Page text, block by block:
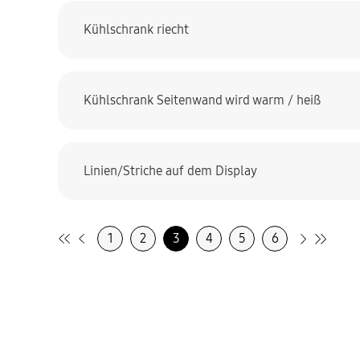
Kühlschrank riecht
Kühlschrank Seitenwand wird warm / heiß
Linien/Striche auf dem Display
1 2 3 4 5 6